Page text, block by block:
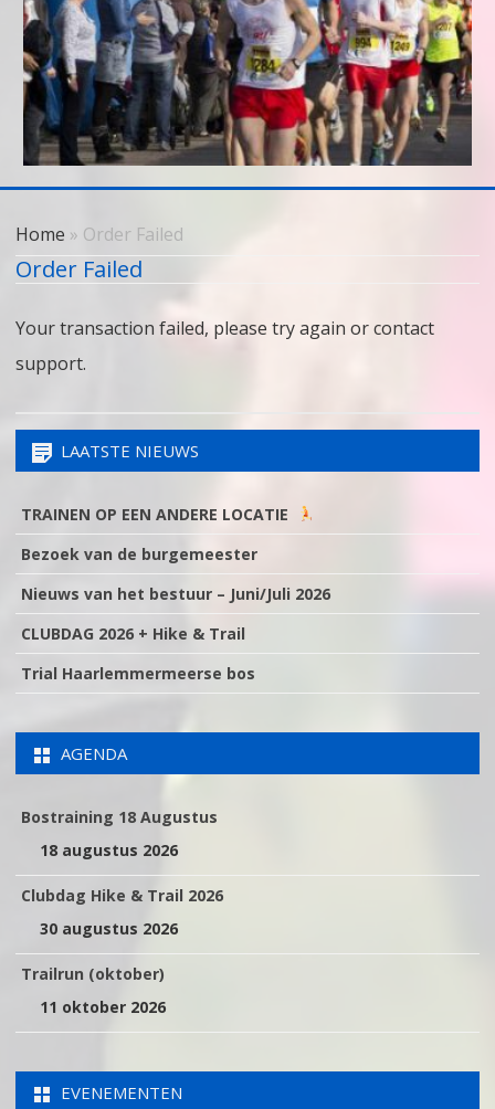
Home » Order Failed
Order Failed
Your transaction failed, please try again or contact
support.
LAATSTE NIEUWS
TRAINEN OP EEN ANDERE LOCATIE
Bezoek van de burgemeester
Nieuws van het bestuur – Juni/Juli 2026
CLUBDAG 2026 + Hike & Trail
Trial Haarlemmermeerse bos
AGENDA
Bostraining 18 Augustus
18 augustus 2026
Clubdag Hike & Trail 2026
30 augustus 2026
Trailrun (oktober)
11 oktober 2026
EVENEMENTEN